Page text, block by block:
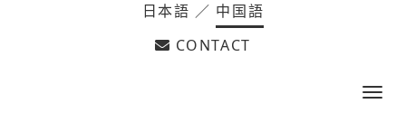
日本語 ／ 中国語
CONTACT
m